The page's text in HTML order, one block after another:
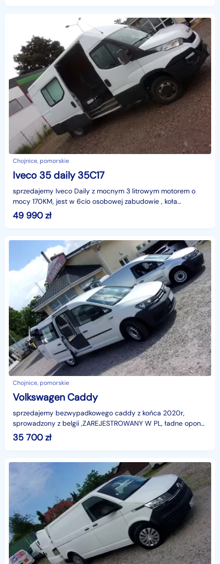
Chojnice, pomorskie
Iveco 35 daily 35C17
sprzedajemy Iveco Daily z mocnym 3 litrowym motorem o
mocy 170KM, jest w 6cio osobowej zabudowie , koła
bliźniacze z nowymi oponami, poduszki na zawieszeniu tył
49 990zł
Chojnice, pomorskie
Volkswagen Caddy
sprzedajemy bezwypadkowego caddy z końca 2020r,
sprowadzony z belgii ,ZAREJESTROWANY W PL, ładne opony,
35700+vat, 4 poduszki, bagażnik jest 1,8m długi, regały
35 700zł